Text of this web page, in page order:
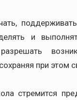
и
при
стремится